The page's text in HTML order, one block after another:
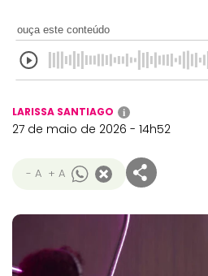
ouça este conteúdo
LARISSA SANTIAGO i
27 de maio de 2026 - 14h52
- A + A